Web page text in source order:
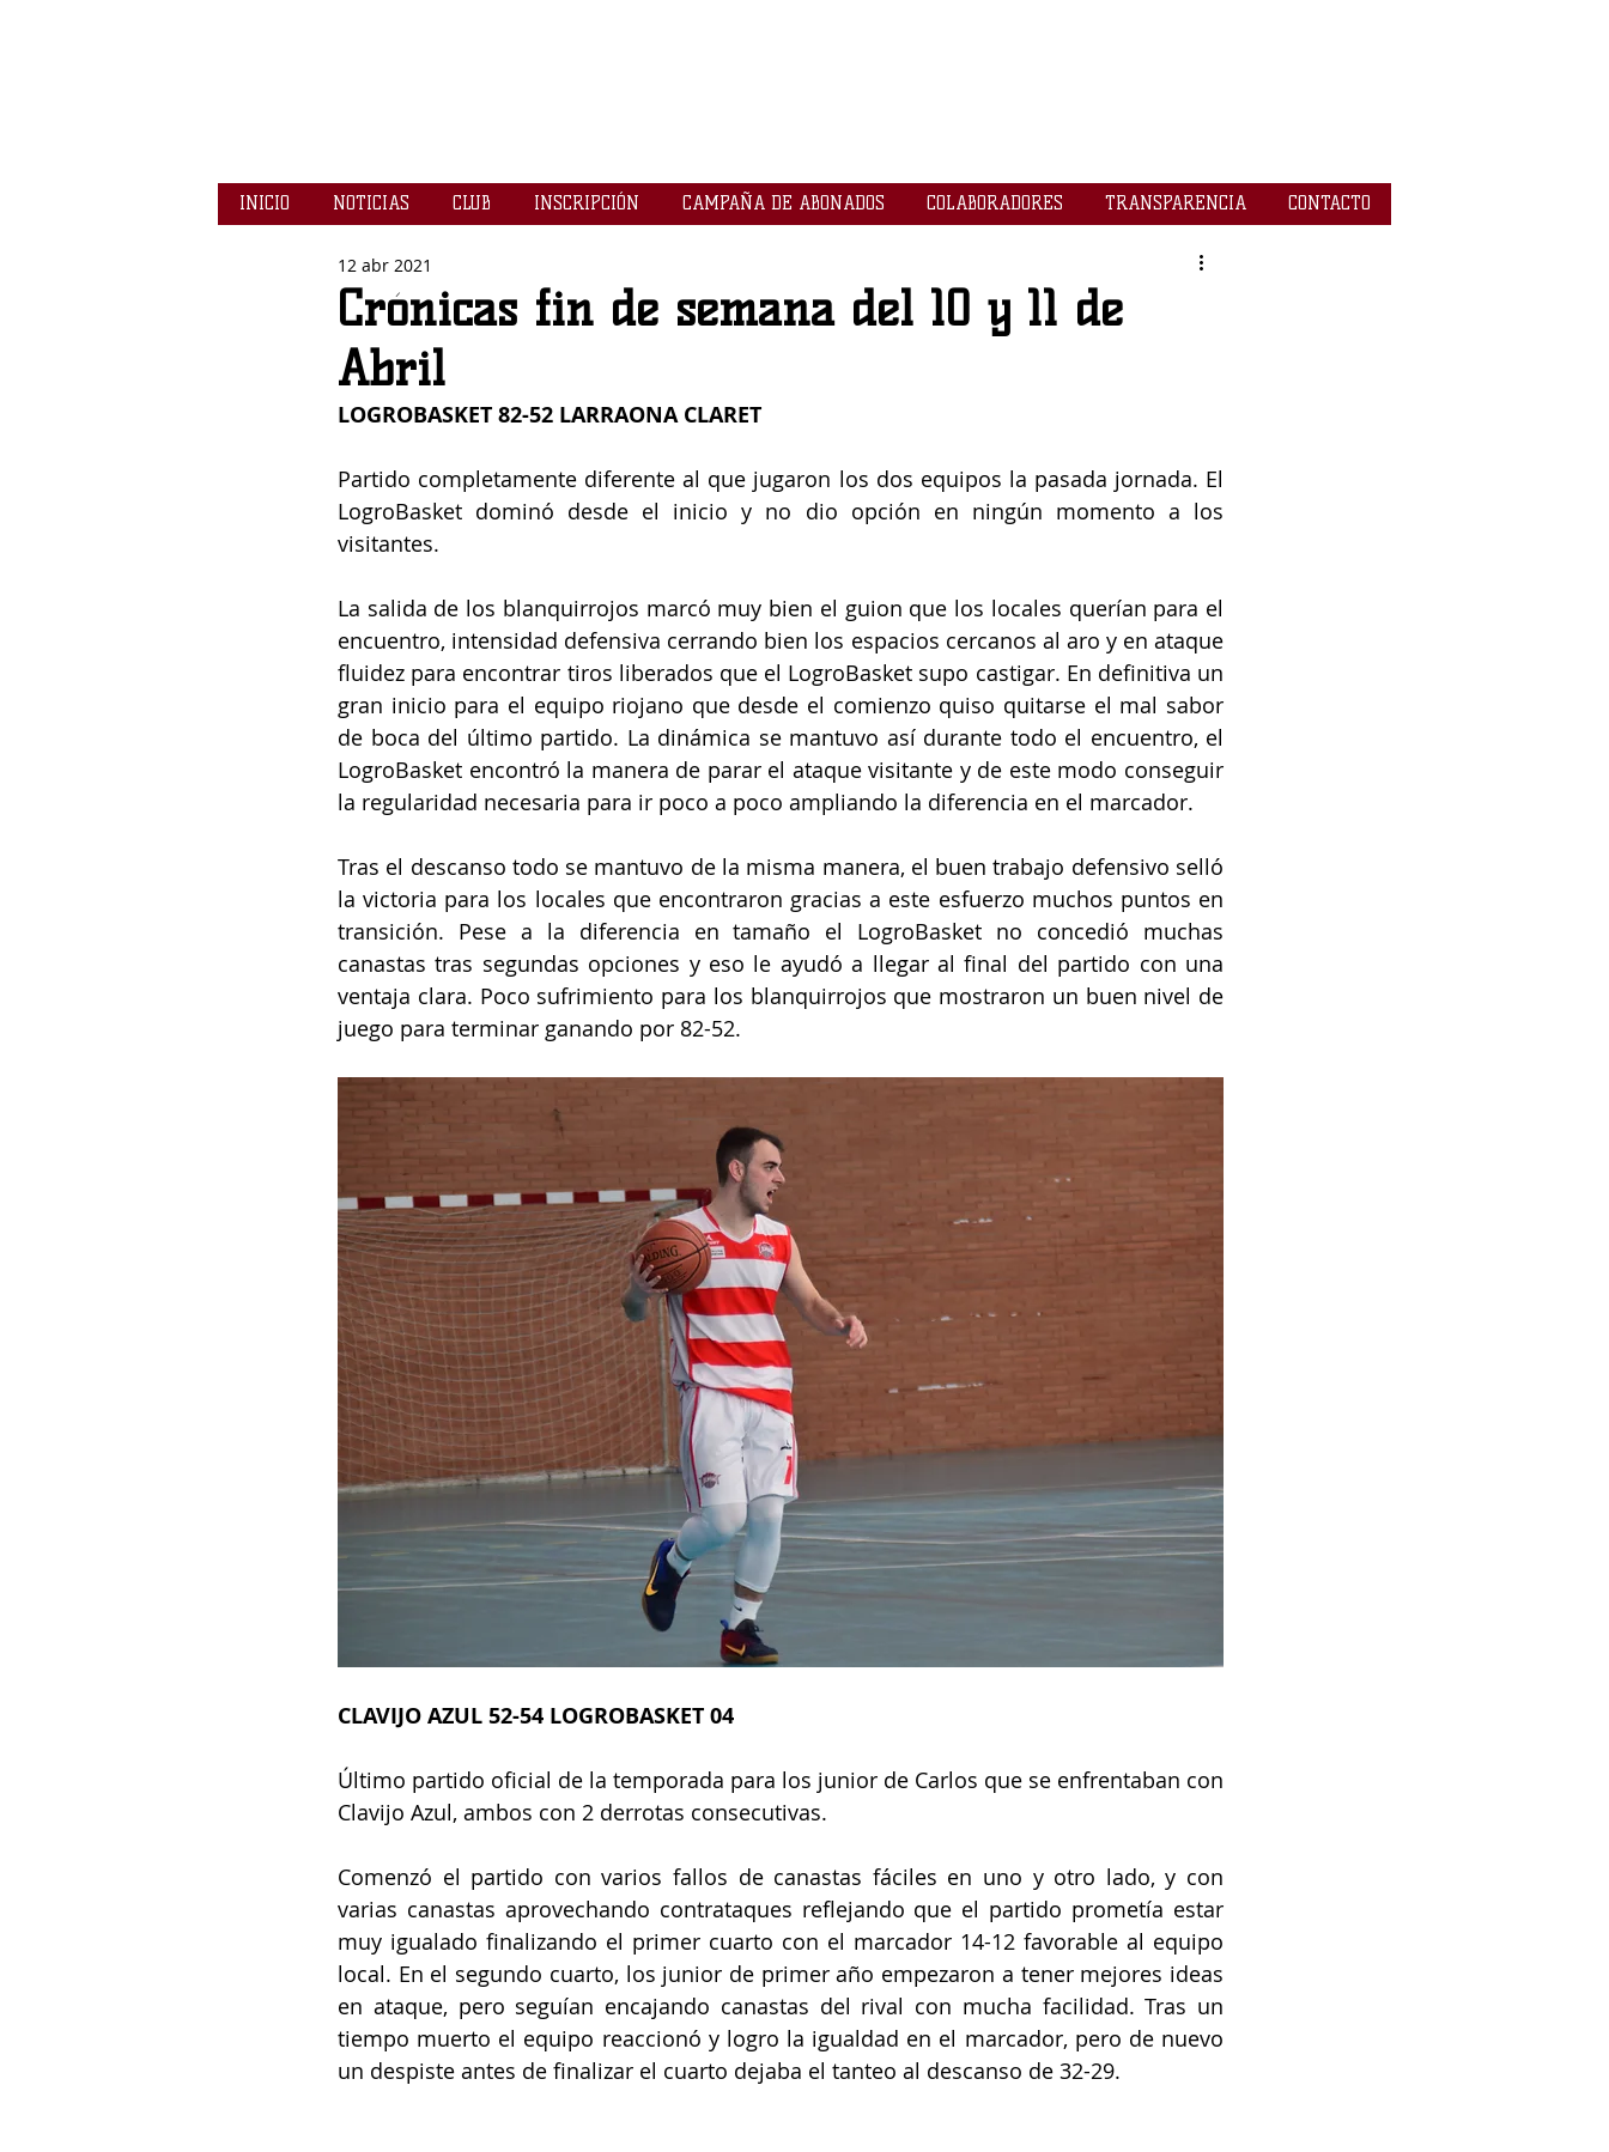
INICIO NOTICIAS CLUB INSCRIPCIÓN CAMPAÑA DE ABONADOS COLABORADORES TRANSPARENCIA CONTACTO
Crónicas fin de semana del 10 y 11 de
Abril
12 abr 2021
LOGROBASKET 82-52 LARRAONA CLARET
Partido completamente diferente al que jugaron los dos equipos la pasada jornada. El
LogroBasket dominó desde el inicio y no dio opción en ningún momento a los
visitantes.
La salida de los blanquirrojos marcó muy bien el guion que los locales querían para el
encuentro, intensidad defensiva cerrando bien los espacios cercanos al aro y en ataque
fluidez para encontrar tiros liberados que el LogroBasket supo castigar. En definitiva un
gran inicio para el equipo riojano que desde el comienzo quiso quitarse el mal sabor
de boca del último partido. La dinámica se mantuvo así durante todo el encuentro, el
LogroBasket encontró la manera de parar el ataque visitante y de este modo conseguir
la regularidad necesaria para ir poco a poco ampliando la diferencia en el marcador.
Tras el descanso todo se mantuvo de la misma manera, el buen trabajo defensivo selló
la victoria para los locales que encontraron gracias a este esfuerzo muchos puntos en
transición. Pese a la diferencia en tamaño el LogroBasket no concedió muchas
canastas tras segundas opciones y eso le ayudó a llegar al final del partido con una
ventaja clara. Poco sufrimiento para los blanquirrojos que mostraron un buen nivel de
juego para terminar ganando por 82-52.
CLAVIJO AZUL 52-54 LOGROBASKET 04
Último partido oficial de la temporada para los junior de Carlos que se enfrentaban con
Clavijo Azul, ambos con 2 derrotas consecutivas.
Comenzó el partido con varios fallos de canastas fáciles en uno y otro lado, y con
varias canastas aprovechando contrataques reflejando que el partido prometía estar
muy igualado finalizando el primer cuarto con el marcador 14-12 favorable al equipo
local. En el segundo cuarto, los junior de primer año empezaron a tener mejores ideas
en ataque, pero seguían encajando canastas del rival con mucha facilidad. Tras un
tiempo muerto el equipo reaccionó y logro la igualdad en el marcador, pero de nuevo
un despiste antes de finalizar el cuarto dejaba el tanteo al descanso de 32-29.